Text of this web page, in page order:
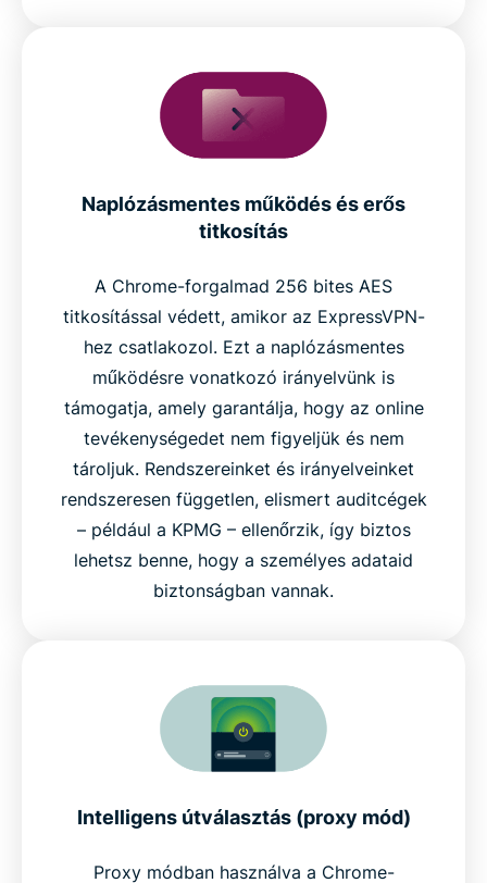
Naplózásmentes működés és erős
titkosítás
A Chrome-forgalmad 256 bites AES
titkosítással védett, amikor az ExpressVPN-
hez csatlakozol. Ezt a naplózásmentes
működésre vonatkozó irányelvünk is
támogatja, amely garantálja, hogy az online
tevékenységedet nem figyeljük és nem
tároljuk. Rendszereinket és irányelveinket
rendszeresen független, elismert auditcégek
– például a KPMG – ellenőrzik, így biztos
lehetsz benne, hogy a személyes adataid
biztonságban vannak.
Intelligens útválasztás (proxy mód)
Proxy módban használva a Chrome-